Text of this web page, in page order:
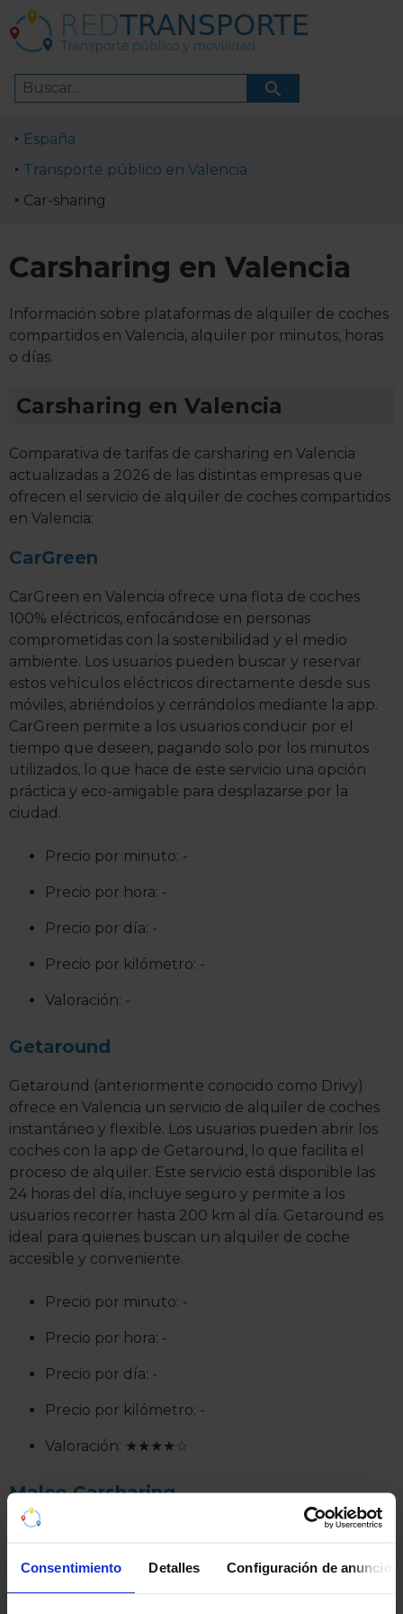
Consentimiento Detalles Configuración de anuncios
España
Transporte público en Valencia
Car-sharing
Carsharing en Valencia
Información sobre plataformas de alquiler de coches
compartidos en Valencia, alquiler por minutos, horas
o días.
Carsharing en Valencia
Comparativa de tarifas de carsharing en Valencia
actualizadas a 2026 de las distintas empresas que
ofrecen el servicio de alquiler de coches compartidos
en Valencia:
CarGreen
CarGreen en Valencia ofrece una flota de coches
100% eléctricos, enfocándose en personas
comprometidas con la sostenibilidad y el medio
ambiente. Los usuarios pueden buscar y reservar
estos vehículos eléctricos directamente desde sus
móviles, abriéndolos y cerrándolos mediante la app.
CarGreen permite a los usuarios conducir por el
tiempo que deseen, pagando solo por los minutos
utilizados, lo que hace de este servicio una opción
práctica y eco-amigable para desplazarse por la
ciudad.
Precio por minuto: -
Precio por hora: -
Precio por día: -
Precio por kilómetro: -
Valoración: -
Getaround
Getaround (anteriormente conocido como Drivy)
ofrece en Valencia un servicio de alquiler de coches
instantáneo y flexible. Los usuarios pueden abrir los
coches con la app de Getaround, lo que facilita el
proceso de alquiler. Este servicio está disponible las
24 horas del día, incluye seguro y permite a los
usuarios recorrer hasta 200 km al día. Getaround es
ideal para quienes buscan un alquiler de coche
accesible y conveniente.
Precio por minuto: -
Precio por hora: -
Precio por día: -
Precio por kilómetro: -
Valoración: ★★★★☆
Malco Carsharing
Malco proporciona un servicio de carsharing en
usuarios alquilar vehículos totalmente higienizados
por el periodo de tiempo que necesiten, todo desde